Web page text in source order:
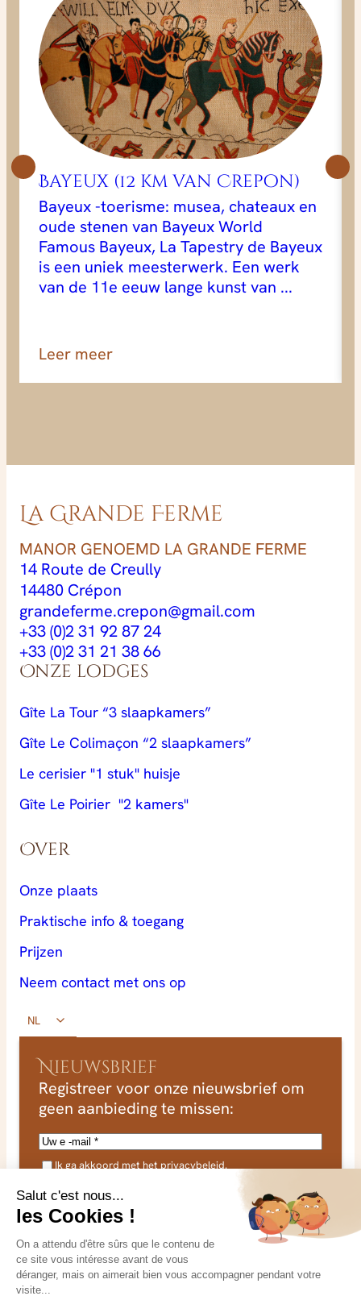
Bayeux (12 km van Crepon)
Bayeux -toerisme: musea, chateaux en
oude stenen van Bayeux World
Famous Bayeux, La Tapestry de Bayeux
is een uniek meesterwerk. Een werk
van de 11e eeuw lange kunst van ...
Leer meer
La Grande Ferme
MANOR GENOEMD LA GRANDE FERME
14 Route de Creully
14480 Crépon
grandeferme.crepon@gmail.com
+33 (0)2 31 92 87 24
+33 (0)2 31 21 38 66
Onze lodges
Gîte La Tour “3 slaapkamers”
Gîte Le Colimaçon “2 slaapkamers”
Le cerisier "1 stuk" huisje
Gîte Le Poirier "2 kamers"
Over
Onze plaats
Praktische info & toegang
Prijzen
Neem contact met ons op
NL
Nieuwsbrief
Registreer voor onze nieuwsbrief om
geen aanbieding te missen:
-
m
a
i
l
a
d
r
V
e
p
l
i
c
Ik ga akkoord met het privacybeleid.
Ik ga ermee akkoord dat mijn gegevens gebruikt mogen
worden in verband met mijn verzoek. Zie ons
privacybeleid
Ik abonneer me